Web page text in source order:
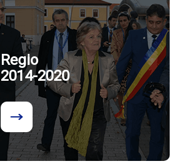
Regio
2014-2020